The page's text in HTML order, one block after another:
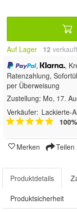
Auf Lager 12 verkauft
,
,
Ratenzahlung,
per Überweisung
Zustellung: Mo, 17.
Verkäufer: Lackierte-
Merken Teilen
Produktdetails
Produktsicherheit